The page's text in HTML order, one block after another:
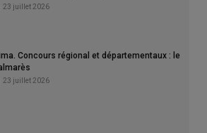
23 juillet 2026
Concours régional et départementaux : le
23 juillet 2026